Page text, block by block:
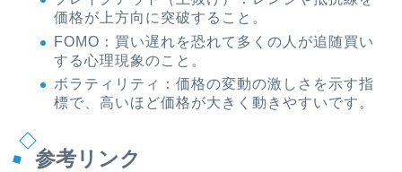
価格が上方向に突破すること。
FOMO：買い遅れを恐れて多くの人が追随買い
する心理現象のこと。
ボラティリティ：価格の変動の激しさを示す指
標で、高いほど価格が大きく動きやすいです。
参考リンク